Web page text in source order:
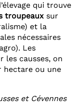
qui trouve
troupeaux sur
et la
nécessaires
Les
les causses, on
hectare ou une
et Cévennes